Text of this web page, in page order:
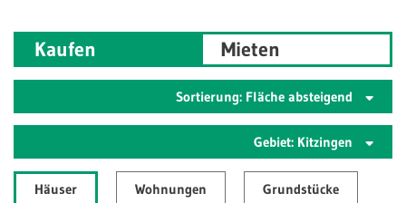
Kaufen Mieten
Sortierung: Fläche absteigend
Gebiet: Kitzingen
Häuser Wohnungen Grundstücke